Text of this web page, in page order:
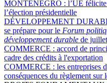
MONTÉNÉGRO : l’UE
l’élection présidentielle
DÉVELOPPEMENT
se prépare pour le Forum
développement durable de juillet
COMMERCE : accord de
cadre des crédits à l'exportation
COMMERCE : les entreprises
conséquences du règlement sur